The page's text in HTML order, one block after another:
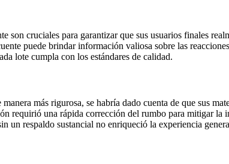
cruciales para garantizar que sus usuarios finales
puede brindar información valiosa sobre las
lote cumpla con los estándares de calidad.
más rigurosa, se habría dado cuenta de que sus
requirió una rápida corrección del rumbo para mitigar la
un respaldo sustancial no enriqueció la experiencia